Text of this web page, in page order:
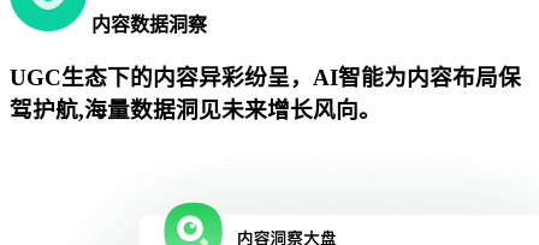
内容数据洞察
UGC生态下的内容异彩纷呈，AI智能为内容布局保
驾护航,海量数据洞见未来增长风向。